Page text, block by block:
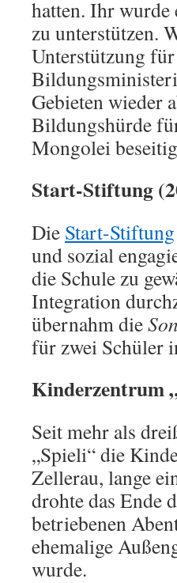
hatten. Ihr wurde
zu unterstützen.
Unterstützung
Gebieten wieder
Bildungshürde
Mongolei
Start-Stiftung
Die Start-Stiftung
und sozial
die Schule zu
Integration
übernahm die
für zwei Schüler
Kinderzentrum
Seit mehr als
„Spieli“ die
Zellerau, lange
drohte das Ende
betriebenen
ehemalige
wurde.